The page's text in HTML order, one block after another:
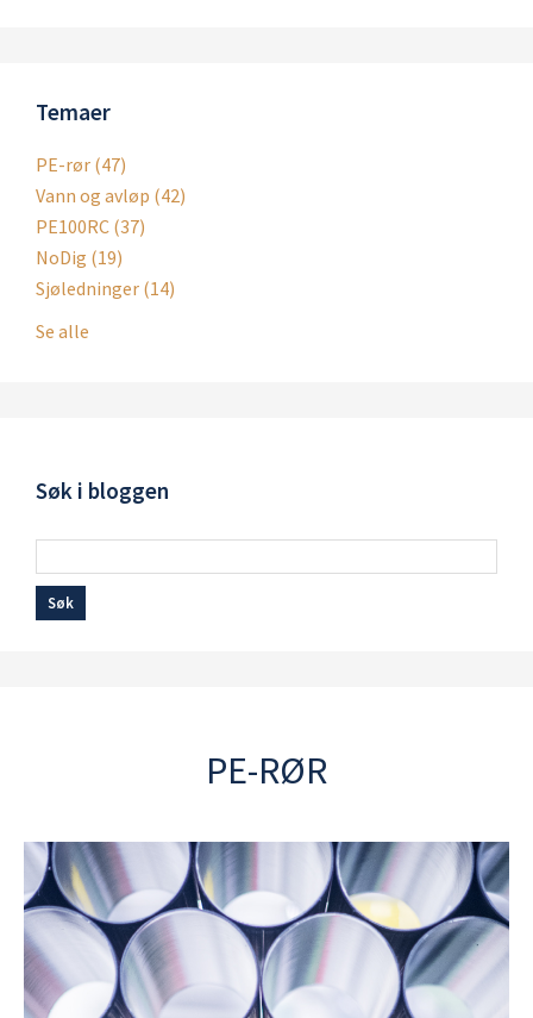
Temaer
PE-rør (47)
Vann og avløp (42)
PE100RC (37)
NoDig (19)
Sjøledninger (14)
Se alle
Søk i bloggen
Søk
PE-RØR